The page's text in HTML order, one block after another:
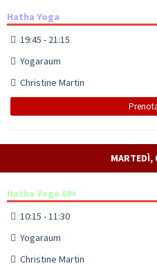
Hatha Yoga
19:45 - 21:15
Yogaraum
Christine Martin
MARTEDÌ,
Hatha Yoga 60+
10:15 - 11:30
Yogaraum
Christine Martin